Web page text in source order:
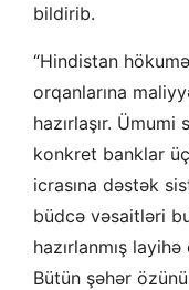
bildirib.
“Hindistan
orqanlarına
hazırlaşır. Ümumi
konkret banklar
icrasına dəstək
büdcə vəsaitləri
hazırlanmış
Bütün şəhər